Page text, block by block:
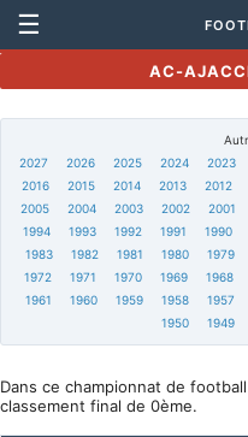
☰
AC-
2027
2026 2025 2024 2023
2016
2015 2014 2013 2012
2005
2004 2003 2002 2001
1994
1993 1992 1991 1990
1983
1982 1981 1980 1979
1972
1971 1970 1969 1968
1961
1960 1959 1958 1957
1950
1949
Dans ce championnat de
classement final de 0ème.